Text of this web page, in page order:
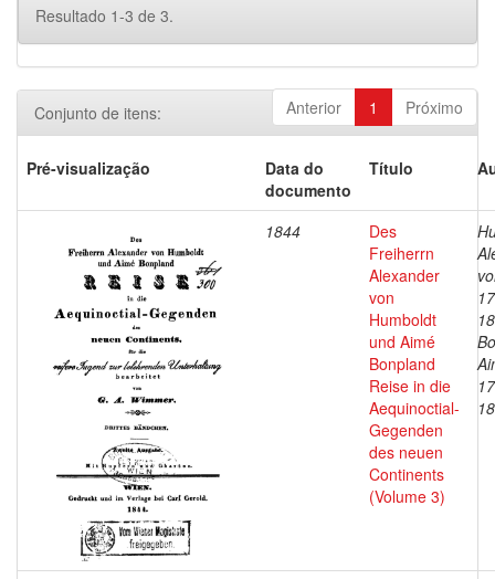
Resultado 1-3 de 3.
Anterior 1 Próximo
Conjunto de itens:
Pré-visualização
Data do
documento
Título
1844
Des
Freiherrn
Alexander
von
Humboldt
und Aimé
Bonpland
Reise in die
Aequinoctial-
Gegenden
des neuen
Continents
(Volume 3)